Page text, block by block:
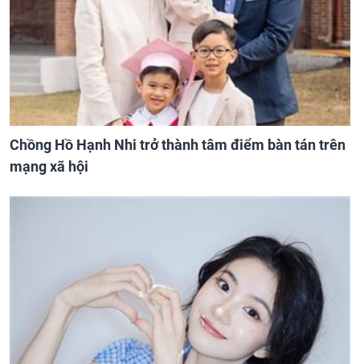
Chồng Hồ Hạnh Nhi trở thành tâm điểm bàn tán trên
mạng xã hội